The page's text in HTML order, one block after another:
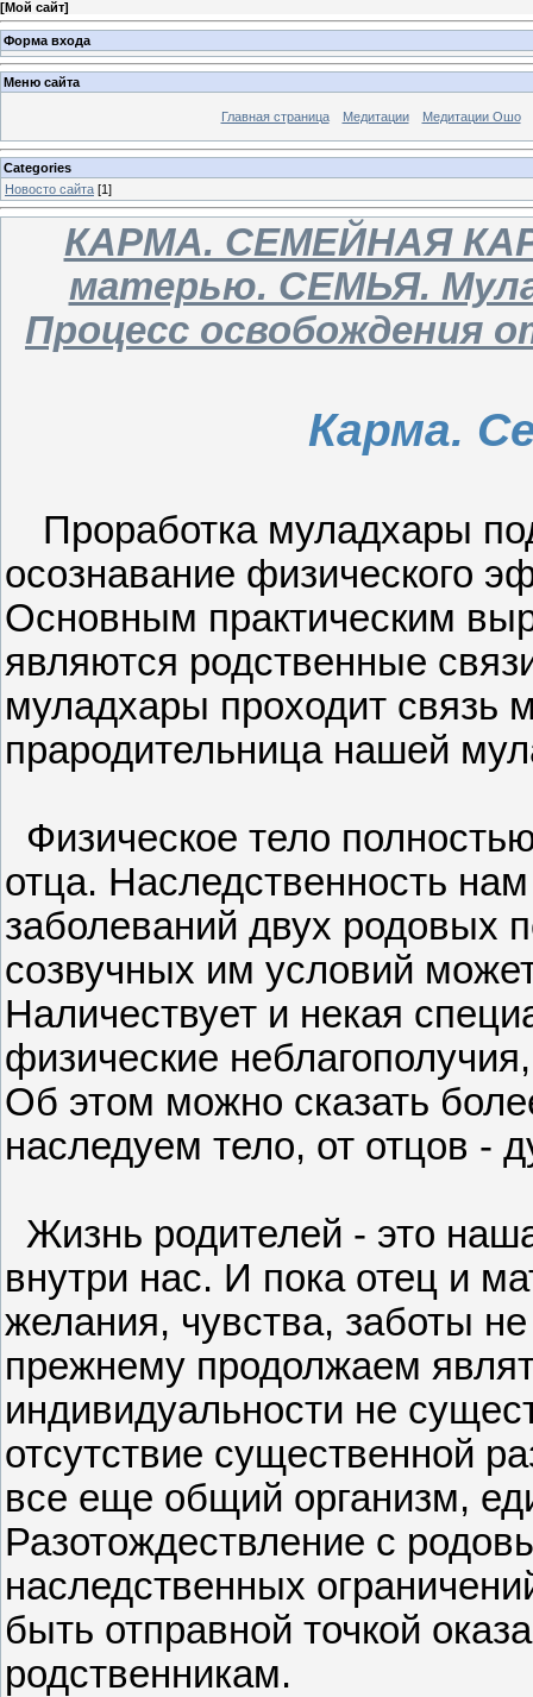
[Мой сайт]
Форма входа
Меню сайта
Главная страница Медитации Медитации Ошо
Categories
Новосто сайта [1]
КАРМА. СЕМЕЙНАЯ
матерью. СЕМЬЯ.
Процесс освобождения
Карма.
Проработка муладхары
осознавание физического
Основным практическим
являются родственные
муладхары проходит связь
прародительница нашей
Физическое тело
отца. Наследственность
заболеваний двух родовых
созвучных им условий
Наличествует и некая
физические
Об этом можно сказать
наследуем тело, от отцов -
Жизнь родителей - это
внутри нас. И пока отец и
желания, чувства, заботы
прежнему продолжаем
индивидуальности не
отсутствие существенной
все еще общий организм,
Разотождествление с
наследственных
быть отправной точкой
родственникам.